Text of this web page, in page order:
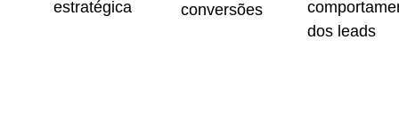
estratégica
conversões
dos leads